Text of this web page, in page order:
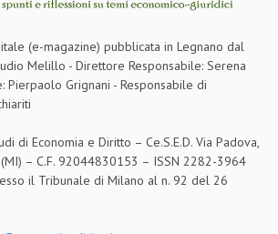
E CRIMINALISTICA
LAVORO
(e-magazine) pubblicata in Legnano dal
Melillo - Direttore Responsabile: Serena
Pierpaolo Grignani - Responsabile di
di Economia e Diritto – Ce.S.E.D. Via Padova,
– C.F. 92044830153 – ISSN 2282-3964
il Tribunale di Milano al n. 92 del 26